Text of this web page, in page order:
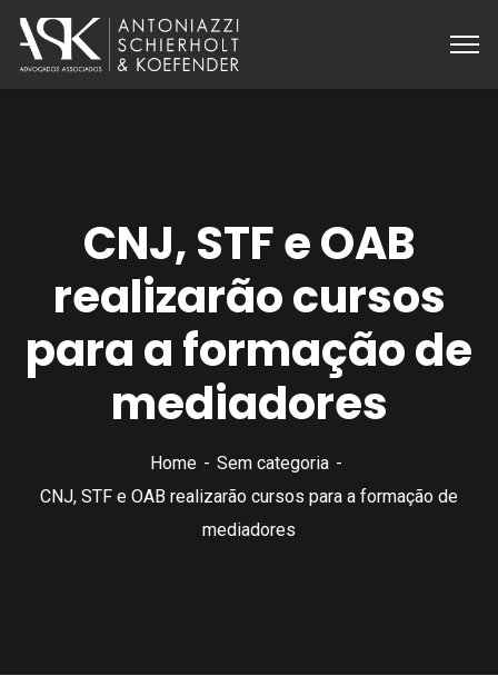
CNJ, STF e OAB
realizarão cursos
para a formação de
mediadores
Home
Sem categoria
CNJ, STF e OAB realizarão cursos para a formação de
mediadores